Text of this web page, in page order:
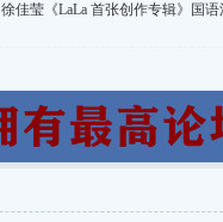
徐佳莹《LaLa 首张创作专辑》国语